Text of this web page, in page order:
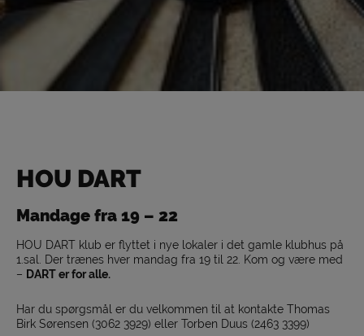
HOU DART
Mandage fra 19 – 22
HOU DART klub er flyttet i nye lokaler i det gamle klubhus på
1.sal. Der trænes hver mandag fra 19 til 22. Kom og være med
– DART er for alle.
Har du spørgsmål er du velkommen til at kontakte Thomas
Birk Sørensen (3062 3929) eller Torben Duus (2463 3399)